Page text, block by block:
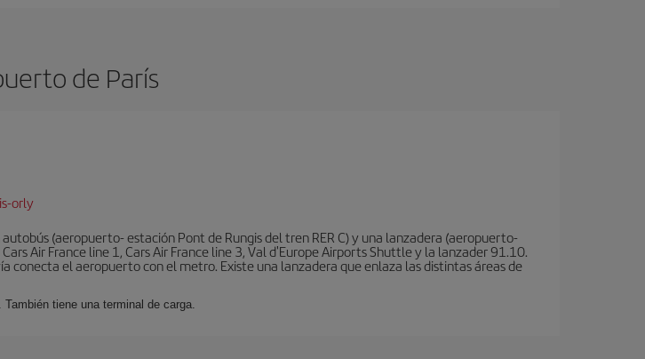
de París
orly
(aeropuerto- estación Pont de Rungis del tren RER C) y una lanzadera (aeropuerto-
Air France line 1, Cars Air France line 3, Val d'Europe Airports Shuttle y la lanzader 91.10.
conecta el aeropuerto con el metro. Existe una lanzadera que enlaza las distintas áreas de
tiene una terminal de carga.